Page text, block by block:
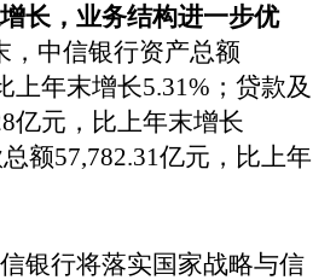
长， 业务结构进一步优
中信银行资产总额
上年末增长5.31% ；贷款及
亿元，比上年末增长
总额57,782.31亿元，比上年
银行将落实国家战略与信